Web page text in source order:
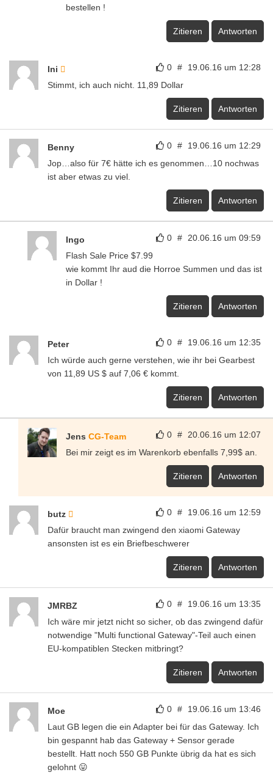
bestellen !
Zitieren Antworten
0 # 19.06.16 um 12:28
Ini
Stimmt, ich auch nicht. 11,89 Dollar
Zitieren Antworten
0 # 19.06.16 um 12:29
Benny
Jop…also für 7€ hätte ich es genommen…10 nochwas
ist aber etwas zu viel.
Zitieren Antworten
0 # 20.06.16 um 09:59
Ingo
Flash Sale Price $7.99
wie kommt Ihr aud die Horroe Summen und das ist
in Dollar !
Zitieren Antworten
0 # 19.06.16 um 12:35
Peter
Ich würde auch gerne verstehen, wie ihr bei Gearbest
von 11,89 US $ auf 7,06 € kommt.
Zitieren Antworten
0 # 20.06.16 um 12:07
Jens CG-Team
Bei mir zeigt es im Warenkorb ebenfalls 7,99$ an.
Zitieren Antworten
0 # 19.06.16 um 12:59
butz
Dafür braucht man zwingend den xiaomi Gateway
ansonsten ist es ein Briefbeschwerer
Zitieren Antworten
0 # 19.06.16 um 13:35
JMRBZ
Ich wäre mir jetzt nicht so sicher, ob das zwingend dafür
notwendige "Multi functional Gateway"-Teil auch einen
EU-kompatiblen Stecken mitbringt?
Zitieren Antworten
0 # 19.06.16 um 13:46
Moe
Laut GB legen die ein Adapter bei für das Gateway. Ich
bin gespannt hab das Gateway + Sensor gerade
bestellt. Hatt noch 550 GB Punkte übrig da hat es sich
gelohnt 😛